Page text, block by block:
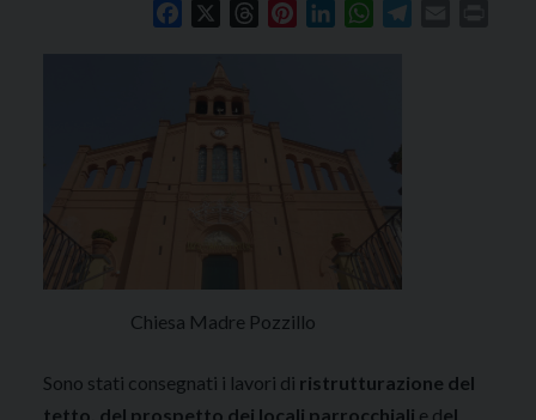
Facebook ThreadsPinterestLinkedInWhatsApp
Chiesa Madre Pozzillo
Sono stati consegnati i lavori di ristrutturazione del
tetto, del prospetto dei locali parrocchiali e del